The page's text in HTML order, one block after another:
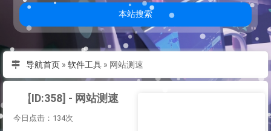
本站搜索
导航首页» 软件工具» 网站测速
[ID:358] - 网站测速
今日点击：134次